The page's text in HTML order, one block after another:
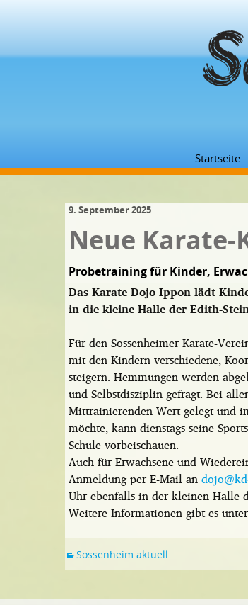
Startseite
9. September 2025
Neue Karate-
Probetraining für Kinder,
Das Karate Dojo Ippon lädt
in die kleine Halle der Edith-
Für den Sossenheimer Karate-
mit den Kindern verschiedene,
steigern. Hemmungen werden
und Selbstdisziplin gefragt. Bei
Mittrainierenden Wert gelegt und
möchte, kann dienstags seine
Schule vorbeischauen.
Auch für Erwachsene und
Anmeldung per E-Mail an
Uhr ebenfalls in der kleinen Halle
Weitere Informationen gibt es unter
Sossenheim aktuell